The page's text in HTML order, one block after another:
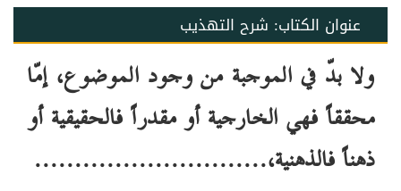
عنوان الكتاب: شرح التهذيب
ولا بدّ في الموجبة من وجود الموضوع، إمّا
محققاً فهي الخارجية أو مقدراً فالحقيقية أو
ذهناً فالذهنية،.............................